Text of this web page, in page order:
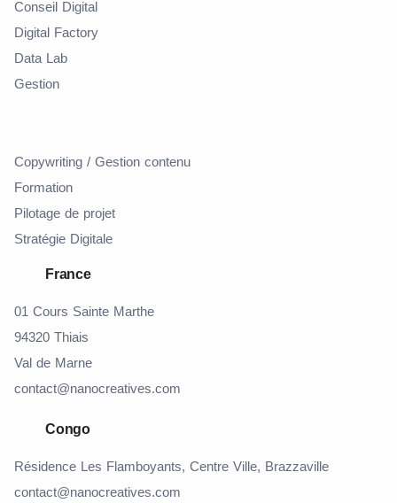
Conseil Digital
Digital Factory
Data Lab
Gestion
Copywriting / Gestion contenu
Formation
Pilotage de projet
Stratégie Digitale
France
01 Cours Sainte Marthe
94320 Thiais
Val de Marne
contact@nanocreatives.com
Congo
Résidence Les Flamboyants, Centre Ville, Brazzaville
contact@nanocreatives.com